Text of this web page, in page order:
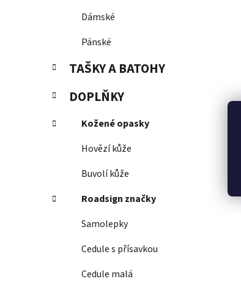
Dámské
Pánské
TAŠKY A BATOHY
DOPLŇKY
Kožené opasky
Hovězí kůže
Buvolí kůže
Roadsign značky
Samolepky
Cedule s přísavkou
Cedule malá